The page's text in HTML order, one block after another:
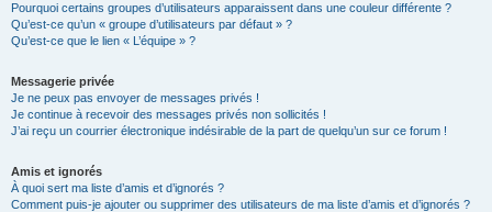
Pourquoi certains groupes d’utilisateurs apparaissent dans une couleur différente ?
Qu’est-ce qu’un « groupe d’utilisateurs par défaut » ?
Qu’est-ce que le lien « L’équipe » ?
Messagerie privée
Je ne peux pas envoyer de messages privés !
Je continue à recevoir des messages privés non sollicités !
J’ai reçu un courrier électronique indésirable de la part de quelqu’un sur ce forum !
Amis et ignorés
À quoi sert ma liste d’amis et d’ignorés ?
Comment puis-je ajouter ou supprimer des utilisateurs de ma liste d’amis et d’ignorés ?